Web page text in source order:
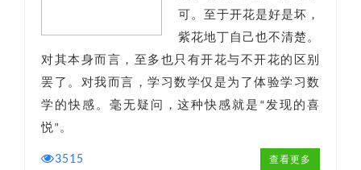
可。至于开花是好是坏，
紫花地丁自己也不清楚。
对其本身而言，至多也只有开花与不开花的区别
罢了。对我而言，学习数学仅是为了体验学习数
学的快感。毫无疑问，这种快感就是“发现的喜
悦”。
3515 查看更多